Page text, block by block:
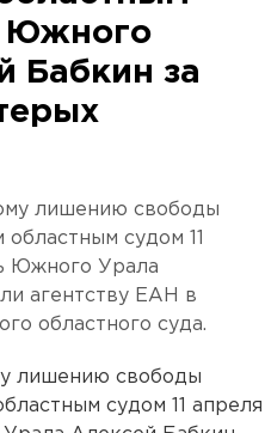
Южного
Бабкин за
лишению свободы
судом 11
Южного Урала
агентству ЕАН в
областного суда.
лишению свободы
судом 11 апреля